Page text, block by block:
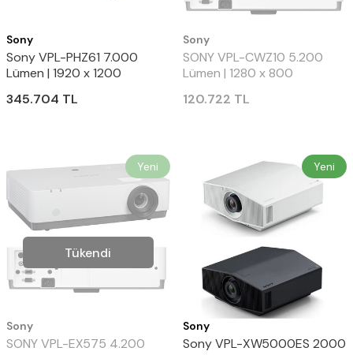
Sony
Sony VPL-PHZ61 7.000
Lümen | 1920 x 1200
desteği | Lazer teknolojisi ile
345.704 TL
Sony
SONY VPL-CWZ10 5.200
Lümen | 1280 x 800
ile 20.000 Saat
120.722 TL
Yeni
Tükendi
Sony
SONY VPL-EX575 4.200
Yeni
Sony
Sony VPL-XW5000ES 2000